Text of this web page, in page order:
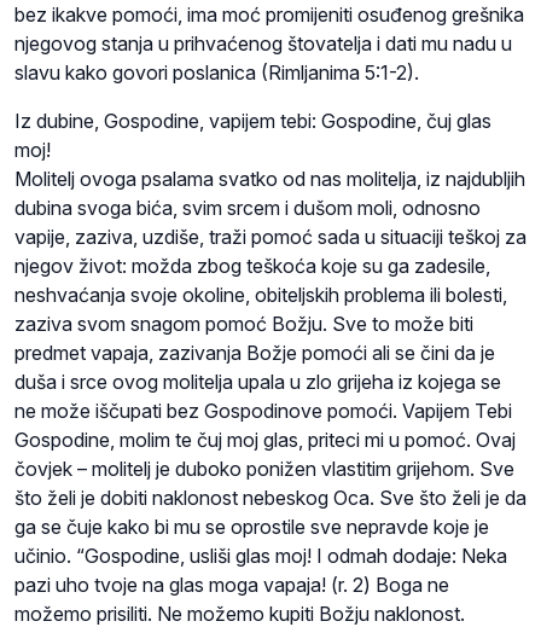
bez ikakve pomoći, ima moć promijeniti osuđenog grešnika
njegovog stanja u prihvaćenog štovatelja i dati mu nadu u
slavu kako govori poslanica (Rimljanima 5:1-2).
Iz dubine, Gospodine, vapijem tebi: Gospodine, čuj glas
moj!
Molitelj ovoga psalama svatko od nas molitelja, iz najdubljih
dubina svoga bića, svim srcem i dušom moli, odnosno
vapije, zaziva, uzdiše, traži pomoć sada u situaciji teškoj za
njegov život: možda zbog teškoća koje su ga zadesile,
neshvaćanja svoje okoline, obiteljskih problema ili bolesti,
zaziva svom snagom pomoć Božju. Sve to može biti
predmet vapaja, zazivanja Božje pomoći ali se čini da je
duša i srce ovog molitelja upala u zlo grijeha iz kojega se
ne može iščupati bez Gospodinove pomoći. Vapijem Tebi
Gospodine, molim te čuj moj glas, priteci mi u pomoć. Ovaj
čovjek – molitelj je duboko ponižen vlastitim grijehom. Sve
što želi je dobiti naklonost nebeskog Oca. Sve što želi je da
ga se čuje kako bi mu se oprostile sve nepravde koje je
učinio. “Gospodine, usliši glas moj! I odmah dodaje: Neka
pazi uho tvoje na glas moga vapaja! (r. 2) Boga ne
možemo prisiliti. Ne možemo kupiti Božju naklonost.